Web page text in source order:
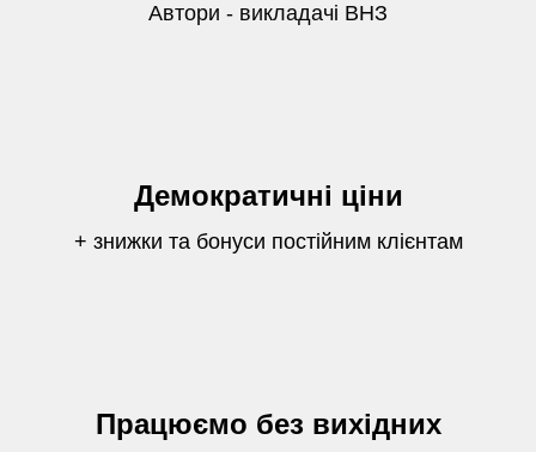
Автори - викладачі ВНЗ
Демократичні ціни
+ знижки та бонуси постійним клієнтам
Працюємо без вихідних